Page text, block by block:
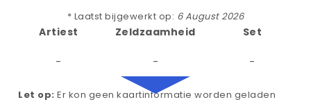
* Laatst bijgewerkt op: 6 August 2026
Artiest
-
Zeldzaamheid
-
Set
-
Let op: Er kon geen kaartinformatie worden geladen